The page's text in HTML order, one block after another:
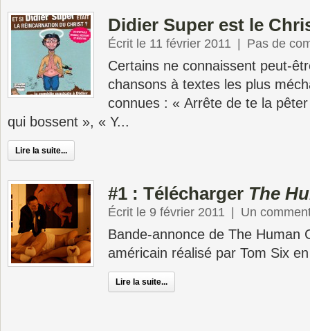
Didier Super est le
Écrit le 11 février 2011 Pas de
Certains ne connaissent peut-
chansons à textes les plus
connues : « Arrête de te la
qui bossent », « Y...
Lire la suite...
#1 : Télécharger The
Écrit le 9 février 2011 Un
Bande-annonce de The Human
américain réalisé par Tom Six
Lire la suite...